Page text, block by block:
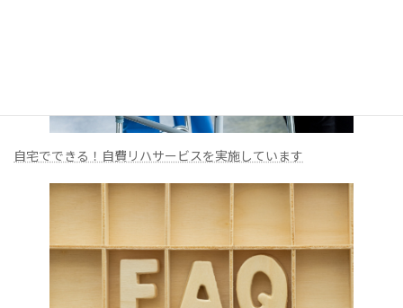
自宅でできる！自費リハサービスを実施しています